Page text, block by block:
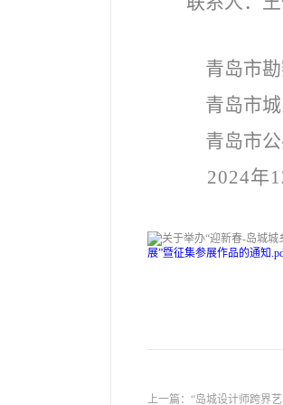
青岛市
青岛市
青岛市
2024年
展”暨征集参展作品的通知
上一篇： “岛城设计师跨界